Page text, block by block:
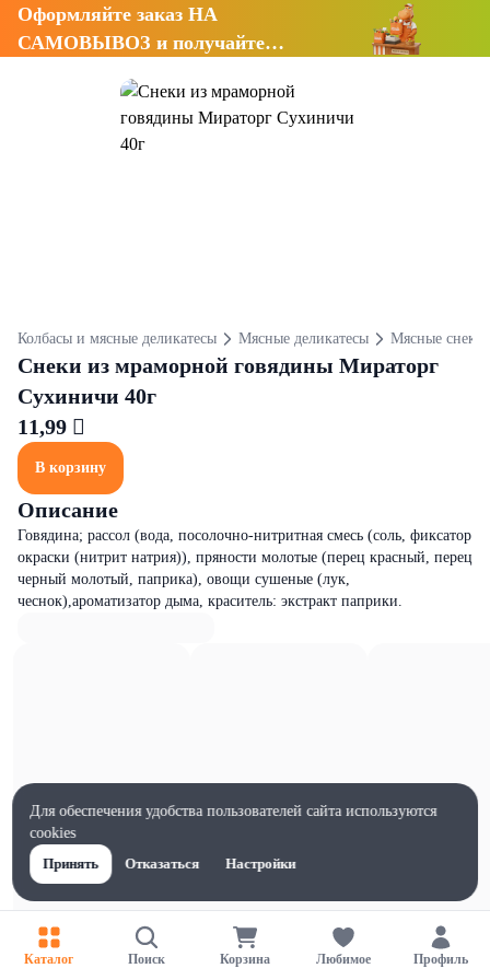
Оформляйте заказ НА
САМОВЫВОЗ и получайте
Колбасы и мясные деликатесы Мясные деликатесы Мясные снеки
Снеки из мраморной говядины Мираторг
Сухиничи 40г
11,99 
В корзину
Описание
Говядина; рассол (вода, посолочно-нитритная смесь (соль, фиксатор
окраски (нитрит натрия)), пряности молотые (перец красный, перец
черный молотый, паприка), овощи сушеные (лук,
чеснок),ароматизатор дыма, краситель: экстракт паприки.
Каталог Поиск Корзина Любимое Профиль
Для обеспечения удобства пользователей сайта используются
cookies
Принять
Отказаться Настройки